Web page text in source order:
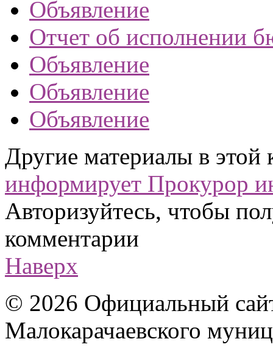
Объявление
Отчет об исполнении
Объявление
Объявление
Объявление
Другие материалы в этой
информирует Прокурор
Авторизуйтесь, чтобы
комментарии
Наверх
© 2026 Официальный
Малокарачаевского